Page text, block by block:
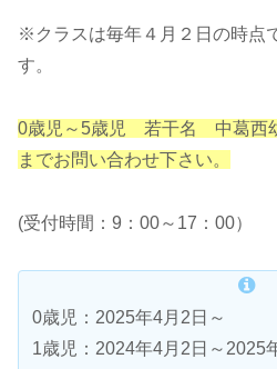
※クラスは毎年４月２日の時点
す。
0歳児～5歳児 若干名 中葛西
までお問い合わせ下さい。
(受付時間：9：00～17：00）
0歳児：2025年4月2日～
1歳児：2024年4月2日～2025